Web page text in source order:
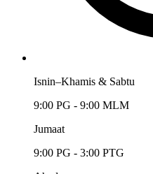
Isnin–Khamis & Sabtu
9:00 PG - 9:00 MLM
Jumaat
9:00 PG - 3:00 PTG